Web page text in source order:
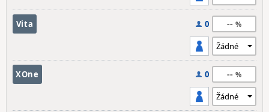
Vita 0 --
XOne 0 --